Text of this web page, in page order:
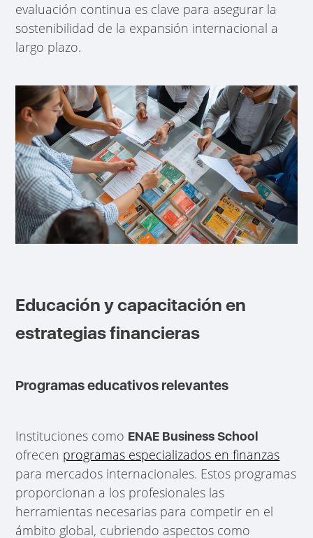
evaluación continua es clave para asegurar la
sostenibilidad de la expansión internacional a
largo plazo.
Educación y capacitación en
estrategias financieras
Programas educativos relevantes
Instituciones como ENAE Business School
ofrecen programas especializados en finanzas
para mercados internacionales. Estos programas
proporcionan a los profesionales las
herramientas necesarias para competir en el
ámbito global, cubriendo aspectos como